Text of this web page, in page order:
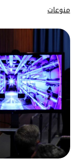
منوعات